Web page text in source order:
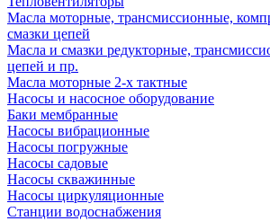
Масла моторные, трансмиссионные,
смазки цепей
Масла и смазки редукторные,
цепей и пр.
Масла моторные 2-х тактные
Насосы и насосное оборудование
Баки мембранные
Насосы вибрационные
Насосы погружные
Насосы садовые
Насосы скважинные
Насосы циркуляционные
Станции водоснабжения